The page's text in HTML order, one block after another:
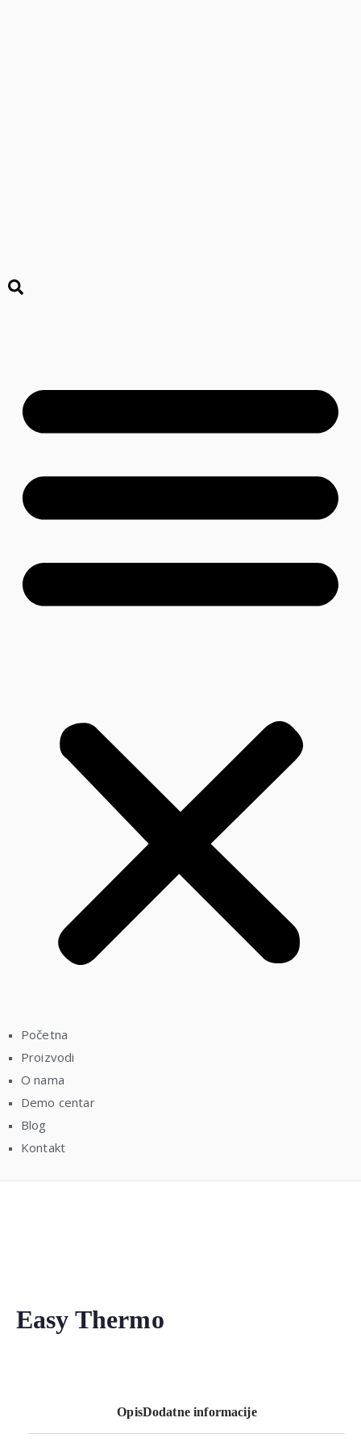
Početna
Proizvodi
O nama
Demo centar
Blog
Kontakt
Easy Thermo
OpisDodatne informacije